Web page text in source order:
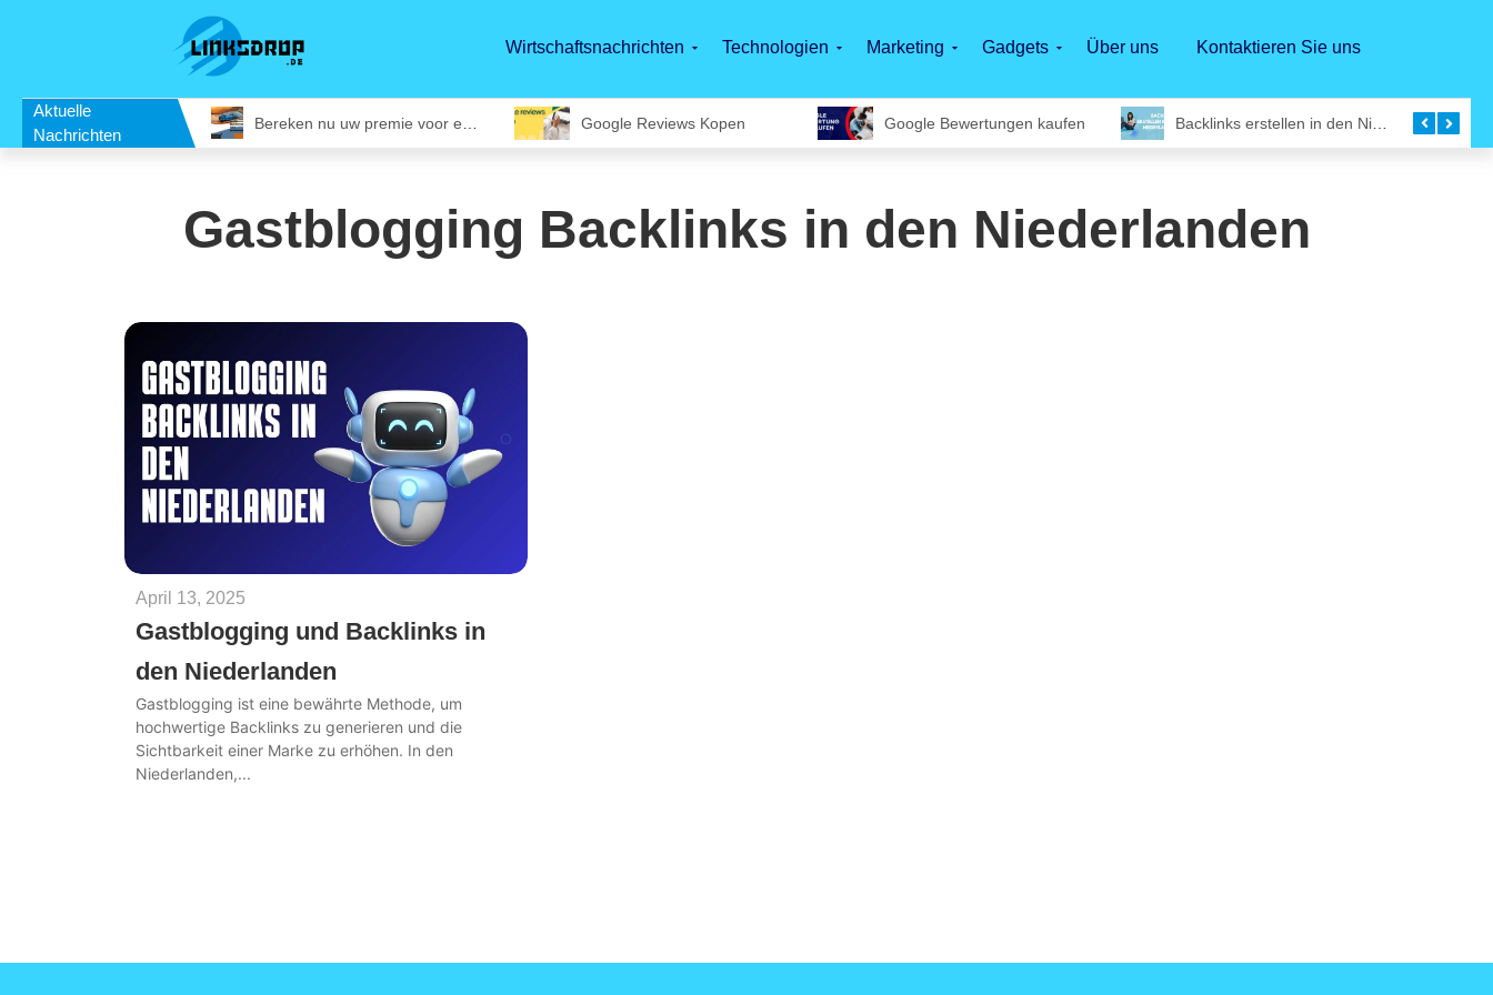
Wirtschaftsnachrichten Technologien Marketing Gadgets Über uns Kontaktieren Sie uns
Aktuelle
Nachrichten
Google Reviews Kopen Google Bewertungen kaufen
Gastblogging Backlinks in den Niederlanden
April 13, 2025
Gastblogging und Backlinks in
den Niederlanden
Gastblogging ist eine bewährte Methode, um
hochwertige Backlinks zu generieren und die
Sichtbarkeit einer Marke zu erhöhen. In den
Niederlanden,...